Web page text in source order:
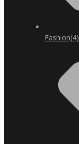
Fashion(4)